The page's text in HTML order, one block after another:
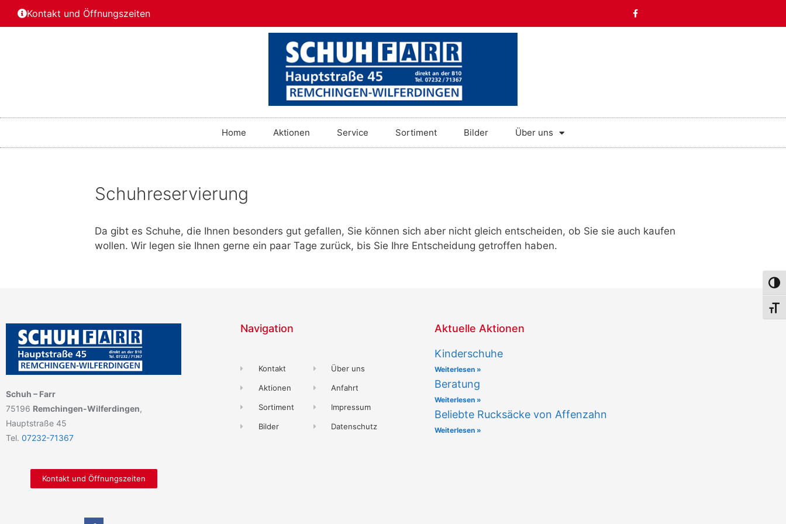
Kontakt und Öffnungszeiten
Home Aktionen Service Sortiment Bilder Über uns
Schuhreservierung
Da gibt es Schuhe, die Ihnen besonders gut gefallen, Sie können sich aber nicht gleich entscheiden, ob Sie sie auch kaufen
wollen. Wir legen sie Ihnen gerne ein paar Tage zurück, bis Sie Ihre Entscheidung getroffen haben.
Schuh – Farr
75196 Remchingen-Wilferdingen,
Hauptstraße 45
Tel. 07232-71367
Kontakt und Öffnungszeiten
Navigation
Kontakt
Aktionen
Sortiment
Bilder
Über uns
Anfahrt
Impressum
Datenschutz
Aktuelle Aktionen
Kinderschuhe
Weiterlesen »
Beratung
Weiterlesen »
Beliebte Rucksäcke von Affenzahn
Weiterlesen »